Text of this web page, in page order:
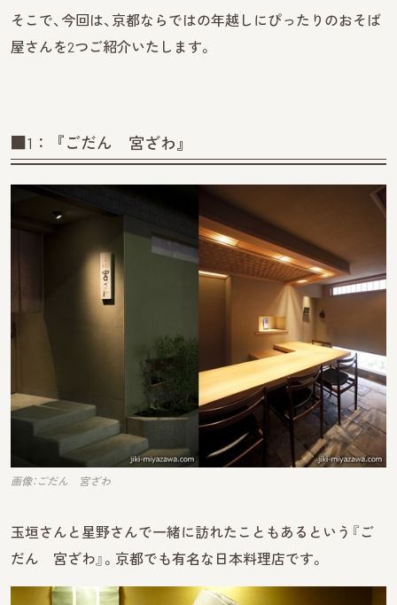
そこで、今回は、京都ならではの年越しにぴったりのおそば
屋さんを2つご紹介いたします。
■1：『ごだん 宮ざわ』
画像：ごだん 宮ざわ
玉垣さんと星野さんで一緒に訪れたこともあるという『ご
だん 宮ざわ』。京都でも有名な日本料理店です。